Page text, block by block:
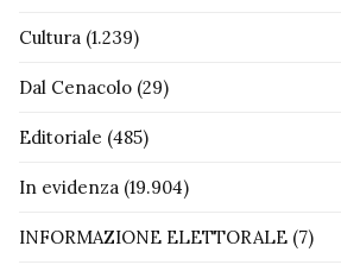
Cultura (1.239)
Dal Cenacolo (29)
Editoriale (485)
In evidenza (19.904)
INFORMAZIONE ELETTORALE (7)